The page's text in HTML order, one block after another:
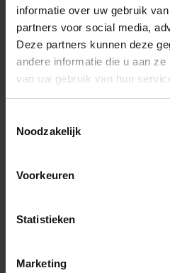
informatie over uw gebruik
partners voor social media,
Deze partners kunnen deze
andere informatie die u aan
van uw gebruik van hun
Noodzakelijk
Voorkeuren
Statistieken
Marketing
Algemene informatie